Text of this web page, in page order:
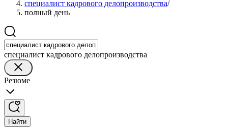
специалист кадрового делопроизводства/
полный день
специалист кадрового делопроизводства
Резюме
Найти